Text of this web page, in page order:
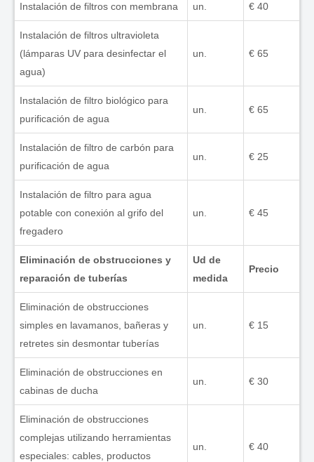
Instalación de filtros con membrana un. € 40
Instalación de filtros ultravioleta
(lámparas UV para desinfectar el
agua)
un. € 65
Instalación de filtro biológico para
purificación de agua
un. € 65
Instalación de filtro de carbón para
purificación de agua
un. € 25
Instalación de filtro para agua
potable con conexión al grifo del
fregadero
un. € 45
Eliminación de obstrucciones y
reparación de tuberías
Ud de
medida
Precio
Eliminación de obstrucciones
simples en lavamanos, bañeras y
retretes sin desmontar tuberías
un. € 15
Eliminación de obstrucciones en
cabinas de ducha
un. € 30
Eliminación de obstrucciones
complejas utilizando herramientas
especiales: cables, productos
un. € 40